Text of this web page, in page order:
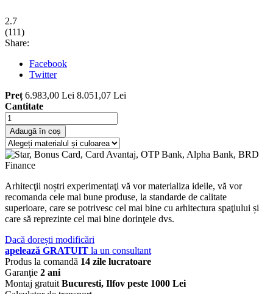
2.7
(111)
Share:
Facebook
Twitter
Preț 6.983,00 Lei 8.051,07 Lei
Cantitate
Adaugă în coș
Arhitecţii noștri experimentaţi vă vor materializa ideile, vă vor
recomanda cele mai bune produse, la standarde de calitate
superioare, care se potrivesc cel mai bine cu arhitectura spaţiului și
care să reprezinte cel mai bine dorinţele dvs.
Dacă dorești modificări
apelează GRATUIT la un consultant
Produs la comandă 14 zile lucratoare
Garanţie 2 ani
Montaj gratuit Bucuresti, Ilfov peste 1000 Lei